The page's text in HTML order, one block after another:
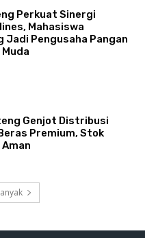
Perkuat Sinergi
Mahasiswa
Jadi Pengusaha Pangan
Genjot Distribusi
Premium, Stok